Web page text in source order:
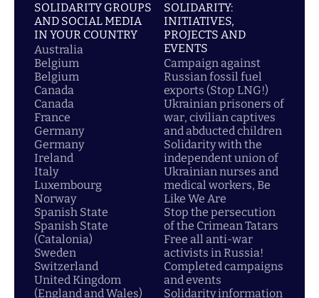
SOLIDARITY GROUPS
AND SOCIAL MEDIA
IN YOUR COUNTRY
Australia
Belgium
Belgium
Canada
Canada
France
Germany
Germany
Ireland
Italy
Luxembourg
Norway
Spanish State
Spanish State
(Catalonia)
Sweden
Switzerland
United Kingdom
(England and Wales)
SOLIDARITY:
INITIATIVES,
PROJECTS AND
EVENTS
Campaign against
Russian fossil fuel
exports (Stop LNG!)
Ukrainian prisoners of
war, civilian captives
and abducted children
Solidarity with the
independent union of
Ukrainian nurses and
medical workers, Be
Like We Are
Stop the persecution
of the Crimean Tatars
Free all anti-war
activists in Russia!
Completed campaigns
and events
Solidarity information